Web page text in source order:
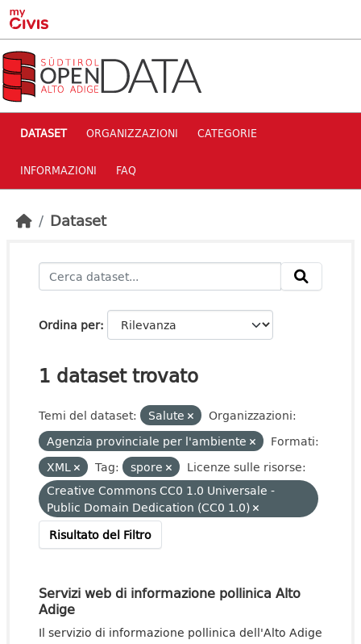
Skip to main content
DATASET ORGANIZZAZIONI CATEGORIE
INFORMAZIONI FAQ
Dataset
Ordina per
1 dataset trovato
Temi del dataset: Salute
Organizzazioni:
Agenzia provinciale per l'ambiente
Formati:
XML
Tag: spore
Licenze sulle risorse:
Creative Commons CC0 1.0 Universale -
Public Domain Dedication (CC0 1.0)
Risultato del Filtro
Servizi web di informazione pollinica Alto
Adige
Il servizio di informazione pollinica dell'Alto Adige